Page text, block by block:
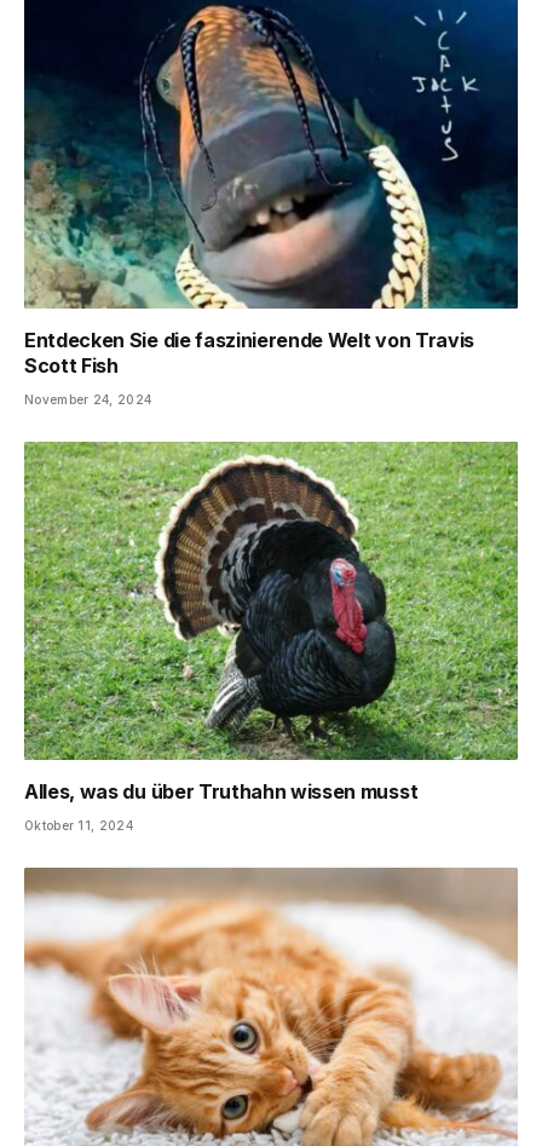
Entdecken Sie die faszinierende Welt von Travis
Scott Fish
November 24, 2024
Alles, was du über Truthahn wissen musst
Oktober 11, 2024